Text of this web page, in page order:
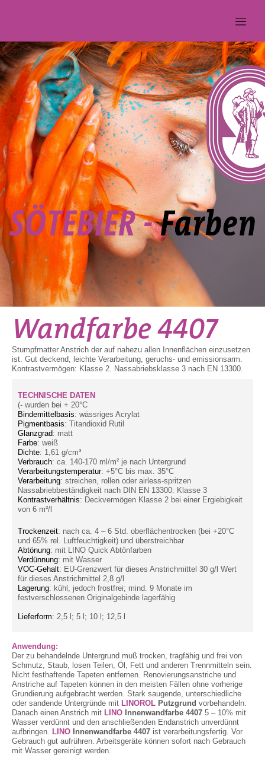
SÖTEBIER-Farben
Wandfarbe 4407
Stumpfmatter Anstrich der auf nahezu allen Innenflächen einzusetzen
ist. Gut deckend, leichte Verarbeitung, geruchs- und emissionsarm.
Kontrastvermögen: Klasse 2. Nassabriebsklasse 3 nach EN 13300.
TECHNISCHE DATEN
(- wurden bei + 20°C
Bindemittelbasis: wässriges Acrylat
Pigmentbasis: Titandioxid Rutil
Glanzgrad: matt
Farbe: weiß
Dichte: 1,61 g/cm³
Verbrauch: ca. 140-170 ml/m² je nach Untergrund
Verarbeitungstemperatur: +5°C bis max. 35°C
Verarbeitung: streichen, rollen oder airless-spritzen
Nassabriebbeständigkeit nach DIN EN 13300: Klasse 3
Kontrastverhältnis: Deckvermögen Klasse 2 bei einer Ergiebigkeit
von 6 m²/l
Trockenzeit: nach ca. 4 – 6 Std. oberflächentrocken (bei +20°C
und 65% rel. Luftfeuchtigkeit) und überstreichbar
Abtönung: mit LINO Quick Abtönfarben
Verdünnung: mit Wasser
VOC-Gehalt: EU-Grenzwert für dieses Anstrichmittel 30 g/l Wert
für dieses Anstrichmittel 2,8 g/l
Lagerung: kühl, jedoch frostfrei; mind. 9 Monate im
festverschlossenen Originalgebinde lagerfähig
Lieferform: 2,5 l; 5 l; 10 l; 12,5 l
Anwendung:
Der zu behandelnde Untergrund muß trocken, tragfähig und frei von
Schmutz, Staub, losen Teilen, Öl, Fett und anderen Trennmitteln sein.
Nicht festhaftende Tapeten entfernen. Renovierungsanstriche und
Anstriche auf Tapeten können in den meisten Fällen ohne vorherige
Grundierung aufgebracht werden. Stark saugende, unterschiedliche
oder sandende Untergründe mit LINOROL Putzgrund vorbehandeln.
Danach einen Anstrich mit LINO Innenwandfarbe 4407 5 – 10% mit
Wasser verdünnt und den anschließenden Endanstrich unverdünnt
aufbringen. LINO Innenwandfarbe 4407 ist verarbeitungsfertig. Vor
Gebrauch gut aufrühren. Arbeitsgeräte können sofort nach Gebrauch
mit Wasser gereinigt werden.